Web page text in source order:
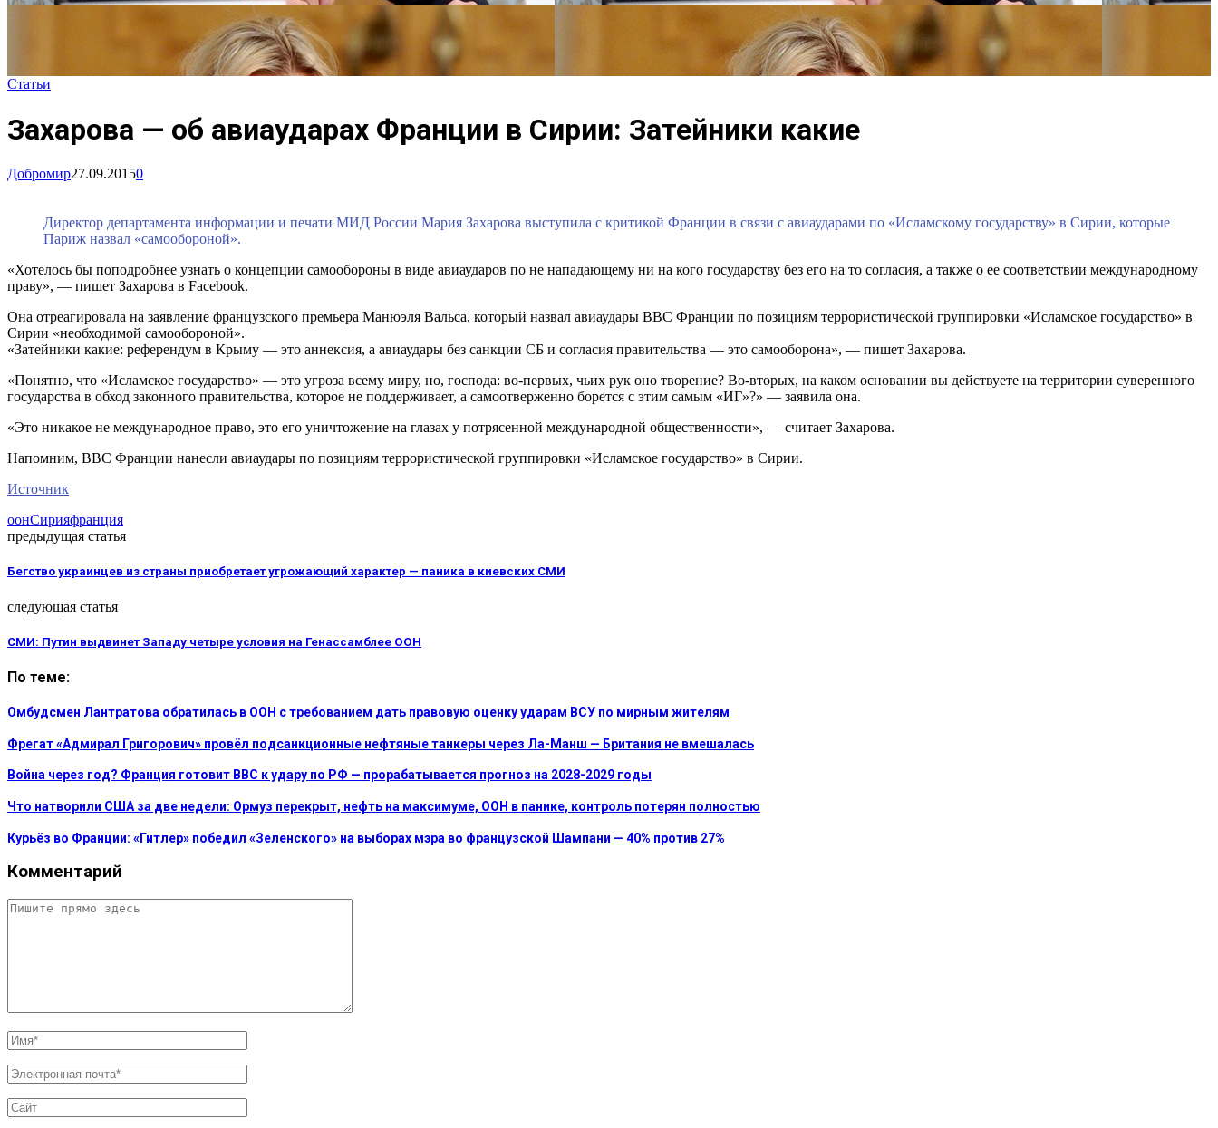
Статьи
Захарова — об авиаударах Франции в Сирии: Затейники какие
Добромир27.09.20150
Директор департамента информации и печати МИД России Мария Захарова выступила с критикой Франции в связи с авиаударами по «Исламскому государству» в Сирии, которые
Париж назвал «самообороной».
«Хотелось бы поподробнее узнать о концепции самообороны в виде авиаударов по не нападающему ни на кого государству без его на то согласия, а также о ее соответствии международному
праву», — пишет Захарова в Facebook.
Она отреагировала на заявление французского премьера Манюэля Вальса, который назвал авиаудары ВВС Франции по позициям террористической группировки «Исламское государство» в
Сирии «необходимой самообороной».
«Затейники какие: референдум в Крыму — это аннексия, а авиаудары без санкции СБ и согласия правительства — это самооборона», — пишет Захарова.
«Понятно, что «Исламское государство» — это угроза всему миру, но, господа: во-первых, чьих рук оно творение? Во-вторых, на каком основании вы действуете на территории суверенного
государства в обход законного правительства, которое не поддерживает, а самоотверженно борется с этим самым «ИГ»?» — заявила она.
«Это никакое не международное право, это его уничтожение на глазах у потрясенной международной общественности», — считает Захарова.
Напомним, ВВС Франции нанесли авиаудары по позициям террористической группировки «Исламское государство» в Сирии.
Источник
оонСирияфранция
предыдущая статья
Бегство украинцев из страны приобретает угрожающий характер — паника в киевских СМИ
следующая статья
СМИ: Путин выдвинет Западу четыре условия на Генассамблее ООН
По теме:
Омбудсмен Лантратова обратилась в ООН с требованием дать правовую оценку ударам ВСУ по мирным жителям
Фрегат «Адмирал Григорович» провёл подсанкционные нефтяные танкеры через Ла-Манш — Британия не вмешалась
Война через год? Франция готовит ВВС к удару по РФ — прорабатывается прогноз на 2028-2029 годы
Что натворили США за две недели: Ормуз перекрыт, нефть на максимуме, ООН в панике, контроль потерян полностью
Курьёз во Франции: «Гитлер» победил «Зеленского» на выборах мэра во французской Шампани — 40% против 27%
Комментарий